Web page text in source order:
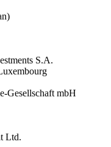
S.A.
Gesellschaft mbH
Ltd.